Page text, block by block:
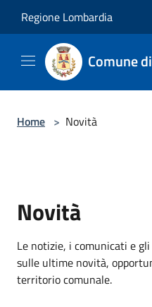
Regione Lombardia
Comune
Home > Novità
Novità
Le notizie, i comunicati e
sulle ultime novità,
territorio comunale.